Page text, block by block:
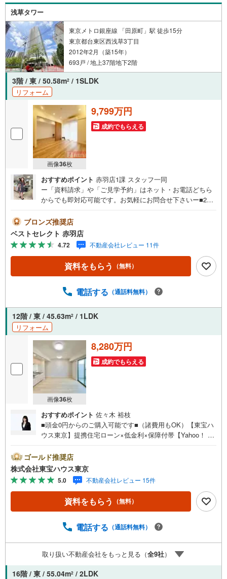
浅草タワー
東京メトロ銀座線 「田原町」駅 徒歩15分
東京都台東区西浅草3丁目
2012年2月（築15年）
693戸 / 地上37階地下2階
3階 / 東 / 50.58m2 / 1SLDK
リフォーム
画像36枚
9,799万円
成約でもらえる
おすすめポイント 赤羽店1課 スタッフ一同
ー「資料請求」や「ご見学予約」はネット・お電話どちら
からでも即対応可能です。お気軽にお問合せ下さいー■201
3戸）■新規内装リノベーション施工済みでキレイなお住ま
い■家事負担の軽減ができるビルトイン食洗機付きシステム
キッチン■リビングダイニングには床暖房を完備■くつろぎ
のバスタイム、追い焚き機能＆浴室乾燥機付き■荷物の受け
取りに便利な宅配ボックス完備■TVモニター付きオートロ
ック完備で安心のセキュリティ■コンシェルジュサービスや
額:15億円超え（2024年6月時点）■2025年に大規模修繕工
も安心■つくばエクスプレス「浅草」駅まで徒歩3分■東京
メトロ日比谷線「入谷」駅まで徒歩12分■東京メトロ銀座
線「田原町」駅まで徒歩12分ーベストセレクトは創立1985
年の売買専門の不動産会社ー
ブロンズ推奨店
ベストセレクト 赤羽店
4.72 不動産会社レビュー 11件
資料をもらう （無料）
電話する （通話料無料）
12階 / 東 / 45.63m2 / 1LDK
リフォーム
画像36枚
8,280万円
成約でもらえる
おすすめポイント 佐々木 裕枝
■頭金0円からのご購入可能です■（諸費用もOK）【東宝ハ
ウス東京】提携住宅ローン×低金利×保障付帯【Yahoo！ 不
ayボーナスライトがもらえる「Yahoo！ 不動産 物件ご成約
キャンペーン」の対象になります。「資料をもらう」「見
学予約をする」ボタンからお問い合わせください。※必ずY
ahoo！ JAPAN IDでログインしてください。※PayPayボー
ナスライトは出金と譲渡はできません。ご案内・詳細な資
料のご請求はお気軽にどうぞ♪お電話でのお問い合わせも
ゴールド推奨店
株式会社東宝ハウス東京
5.0 不動産会社レビュー 15件
資料をもらう （無料）
電話する （通話料無料）
取り扱い不動産会社をもっと見る（全9社）
16階 / 東 / 55.04m2 / 2LDK